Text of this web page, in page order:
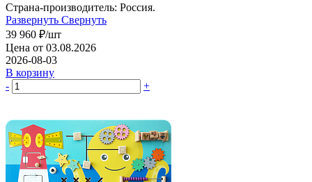
Страна-производитель: Россия.
Развернуть Свернуть
39 960 ₽/шт
Цена от 03.08.2026
2026-08-03
В корзину
-
+